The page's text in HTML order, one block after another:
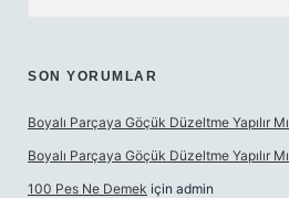
SON YORUMLAR
Boyalı Parçaya Göçük Düzeltme Yapılır Mı
Boyalı Parçaya Göçük Düzeltme Yapılır Mı
100 Pes Ne Demek için admin